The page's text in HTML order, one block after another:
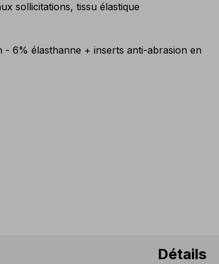
sollicitations, tissu élastique
- 6% élasthanne + inserts anti-abrasion en
Détails